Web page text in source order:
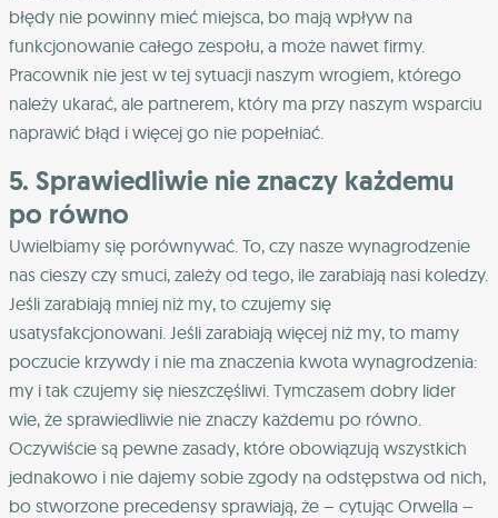
błędy nie powinny mieć miejsca, bo mają wpływ na
funkcjonowanie całego zespołu, a może nawet firmy.
Pracownik nie jest w tej sytuacji naszym wrogiem, którego
należy ukarać, ale partnerem, który ma przy naszym wsparciu
naprawić błąd i więcej go nie popełniać.
5. Sprawiedliwie nie znaczy każdemu
po równo
Uwielbiamy się porównywać. To, czy nasze wynagrodzenie
nas cieszy czy smuci, zależy od tego, ile zarabiają nasi koledzy.
Jeśli zarabiają mniej niż my, to czujemy się
usatysfakcjonowani. Jeśli zarabiają więcej niż my, to mamy
poczucie krzywdy i nie ma znaczenia kwota wynagrodzenia:
my i tak czujemy się nieszczęśliwi. Tymczasem dobry lider
wie, że sprawiedliwie nie znaczy każdemu po równo.
Oczywiście są pewne zasady, które obowiązują wszystkich
jednakowo i nie dajemy sobie zgody na odstępstwa od nich,
bo stworzone precedensy sprawiają, że – cytując Orwella –